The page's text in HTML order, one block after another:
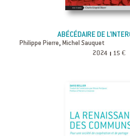
ABÉCÉDAIRE DE
Philippe Pierre, Michel Sauquet
2024 15 €